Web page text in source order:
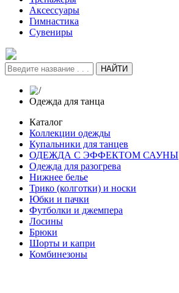
Аксессуары
Гимнастика
Сувениры
НАЙТИ
/
Одежда для танца
Каталог
Коллекции одежды
Купальники для танцев
ОДЕЖДА С ЭФФЕКТОМ САУНЫ
Одежда для разогрева
Нижнее белье
Трико (колготки) и носки
Юбки и пачки
Футболки и джемпера
Лосины
Брюки
Шорты и капри
Комбинезоны